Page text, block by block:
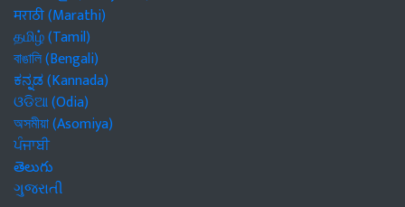
मराठी (Marathi)
தமிழ் (Tamil)
বাঙালি (Bengali)
ಕನ್ನಡ (Kannada)
ଓଡିଆ (Odia)
অসমীয়া (Asomiya)
ਪੰਜਾਬੀ
తెలుగు
ગુજરાતી